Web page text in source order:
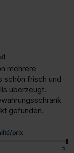
mehrere
schön frisch und
überzeugt.
gefunden.
prix
5